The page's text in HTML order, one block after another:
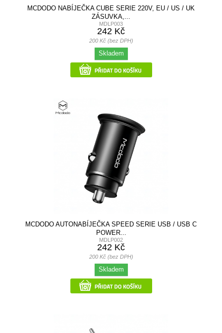
MCDODO NABÍJEČKA CUBE SERIE 220V, EU / US / UK
ZÁSUVKA,...
MDLP003
242 Kč
200 Kč (bez DPH)
Skladem
MCDODO AUTONABÍJEČKA SPEED SERIE USB / USB C
POWER...
MDLP002
242 Kč
200 Kč (bez DPH)
Skladem